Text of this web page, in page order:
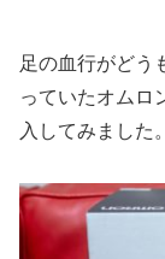
足の血行がどう
っていたオムロ
入してみました。